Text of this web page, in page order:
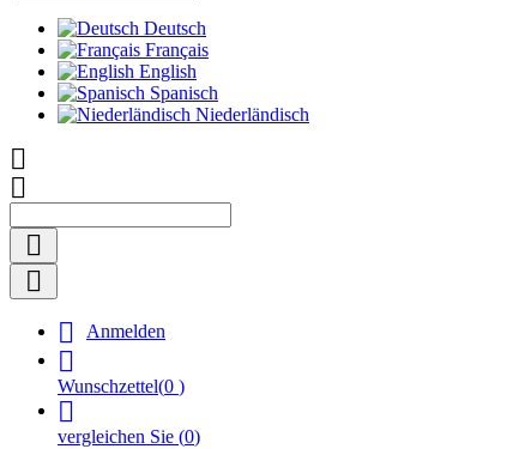
Deutsch
Français
English
Spanisch
Niederländisch





Anmelden

Wunschzettel(0 )

vergleichen Sie (0)